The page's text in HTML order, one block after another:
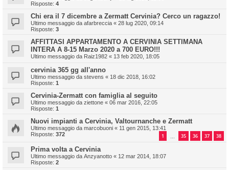
Risposte: 4
Chi era il 7 dicembre a Zermatt Cervinia? Cerco un ragazzo!
Ultimo messaggio da afarbreccia « 28 lug 2020, 09:14
Risposte: 3
AFFITTASI APPARTAMENTO A CERVINIA SETTIMANA
INTERA A 8-15 Marzo 2020 a 700 EURO!!!
Ultimo messaggio da Raiz1982 « 13 feb 2020, 18:05
cervinia 365 gg all'anno
Ultimo messaggio da stevens « 18 dic 2018, 16:02
Risposte: 1
Cervinia-Zermatt con famiglia al seguito
Ultimo messaggio da ziettone « 06 mar 2016, 22:05
Risposte: 1
Nuovi impianti a Cervinia, Valtournanche e Zermatt
Ultimo messaggio da marcobuoni « 11 gen 2015, 13:41
Risposte: 372 1 35 36 37 38
Prima volta a Cervinia
Ultimo messaggio da Anzyanotto « 12 mar 2014, 18:07
Risposte: 2